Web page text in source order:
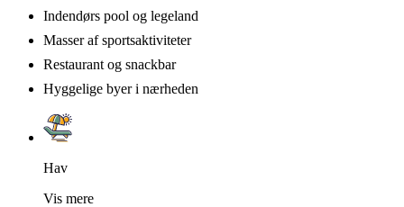
Indendørs pool og legeland
Masser af sportsaktiviteter
Restaurant og snackbar
Hyggelige byer i nærheden
Hav
Vis mere